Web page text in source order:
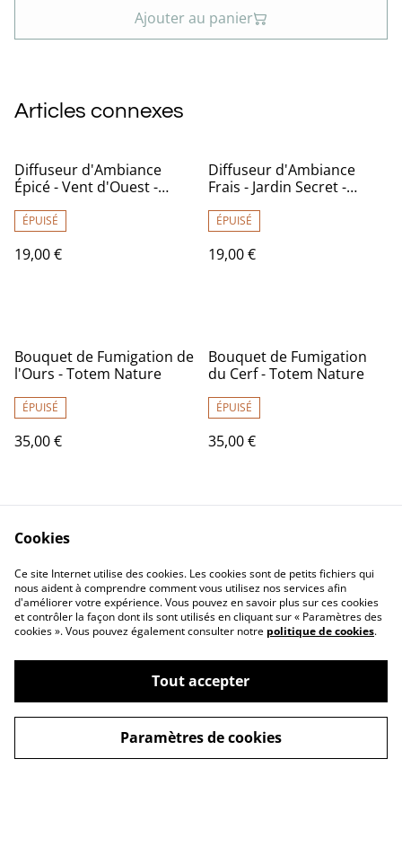
Ajouter au panier
Articles connexes
Diffuseur d'Ambiance
Épicé - Vent d'Ouest -
Cosmétiques
ÉPUISÉ
19,00 €
Diffuseur d'Ambiance
Frais - Jardin Secret -
Cosmétiques
ÉPUISÉ
19,00 €
Bouquet de Fumigation de
l'Ours - Totem Nature
ÉPUISÉ
35,00 €
Bouquet de Fumigation
du Cerf - Totem Nature
ÉPUISÉ
35,00 €
Contactez-nous
Mentions légales
Conditions générales
de vente
Politique de
confidentialité
Politique de cookies
Cookies
Ce site Internet utilise des cookies. Les cookies sont de petits fichiers qui
nous aident à comprendre comment vous utilisez nos services afin
d'améliorer votre expérience. Vous pouvez en savoir plus sur ces cookies
et contrôler la façon dont ils sont utilisés en cliquant sur « Paramètres des
cookies ». Vous pouvez également consulter notre politique de cookies.
Tout accepter
Paramètres de cookies